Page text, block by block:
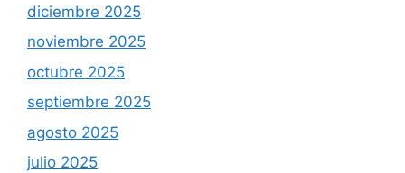
diciembre 2025
noviembre 2025
octubre 2025
septiembre 2025
agosto 2025
julio 2025